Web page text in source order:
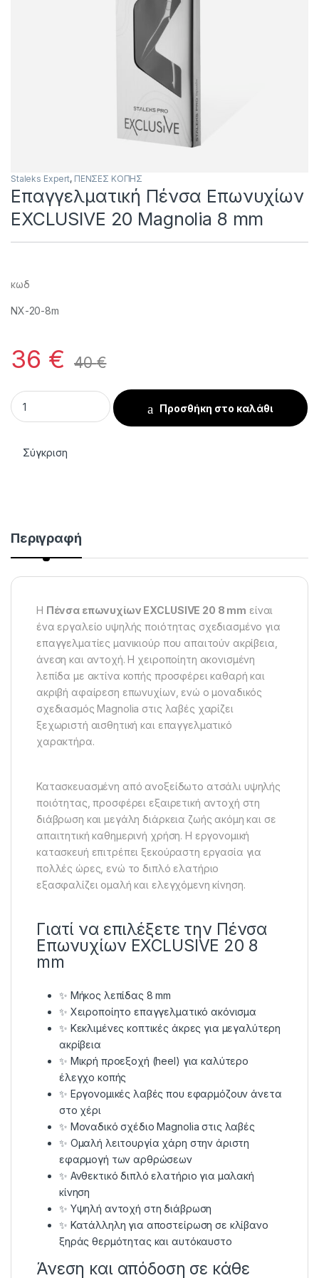
Staleks Expert, ΠΕΝΣΕΣ KOΠΗΣ
Επαγγελματική Πένσα Επωνυχίων
EXCLUSIVE 20 Magnolia 8 mm
κωδ
NX-20-8m
36 € 40€
Επαγγελματική Πένσα Επωνυχίων EXCLUSIVE 20 Magnolia
Προσθήκη στο καλάθι
Σύγκριση
Περιγραφή
Η Πένσα επωνυχίων EXCLUSIVE 20 8 mm είναι
ένα εργαλείο υψηλής ποιότητας σχεδιασμένο για
επαγγελματίες μανικιούρ που απαιτούν ακρίβεια,
άνεση και αντοχή. Η χειροποίητη ακονισμένη
λεπίδα με ακτίνα κοπής προσφέρει καθαρή και
ακριβή αφαίρεση επωνυχίων, ενώ ο μοναδικός
σχεδιασμός Magnolia στις λαβές χαρίζει
ξεχωριστή αισθητική και επαγγελματικό
χαρακτήρα.
Κατασκευασμένη από ανοξείδωτο ατσάλι υψηλής
ποιότητας, προσφέρει εξαιρετική αντοχή στη
διάβρωση και μεγάλη διάρκεια ζωής ακόμη και σε
απαιτητική καθημερινή χρήση. Η εργονομική
κατασκευή επιτρέπει ξεκούραστη εργασία για
πολλές ώρες, ενώ το διπλό ελατήριο
εξασφαλίζει ομαλή και ελεγχόμενη κίνηση.
Γιατί να επιλέξετε την Πένσα
Επωνυχίων EXCLUSIVE 20 8
mm
✨ Μήκος λεπίδας 8 mm
✨ Χειροποίητο επαγγελματικό ακόνισμα
✨ Κεκλιμένες κοπτικές άκρες για μεγαλύτερη
ακρίβεια
✨ Μικρή προεξοχή (heel) για καλύτερο
έλεγχο κοπής
✨ Εργονομικές λαβές που εφαρμόζουν άνετα
στο χέρι
✨ Μοναδικό σχέδιο Magnolia στις λαβές
✨ Ομαλή λειτουργία χάρη στην άριστη
εφαρμογή των αρθρώσεων
✨ Ανθεκτικό διπλό ελατήριο για μαλακή
κίνηση
✨ Υψηλή αντοχή στη διάβρωση
✨ Κατάλληλη για αποστείρωση σε κλίβανο
ξηράς θερμότητας και αυτόκαυστο
Άνεση και απόδοση σε κάθε